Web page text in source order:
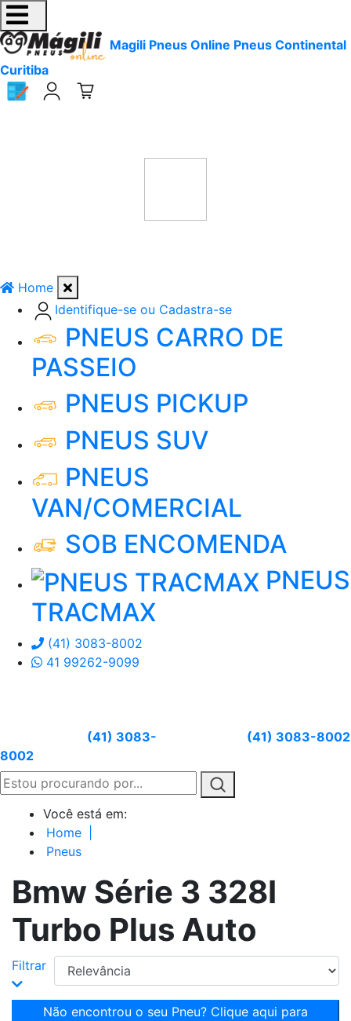
Magili Pneus Online Pneus Continental
Curitiba
Home
Identifique-se ou Cadastra-se
PNEUS CARRO DE
PASSEIO
PNEUS PICKUP
PNEUS SUV
PNEUS
VAN/COMERCIAL
SOB ENCOMENDA
PNEUS
TRACMAX
(41) 3083-8002
41 99262-9099
(41) 3083-
8002
(41) 3083-8002
Você está em:
Home
Pneus
Bmw Série 3 328I
Turbo Plus Auto
Filtrar
Não encontrou o seu Pneu? Clique aqui para